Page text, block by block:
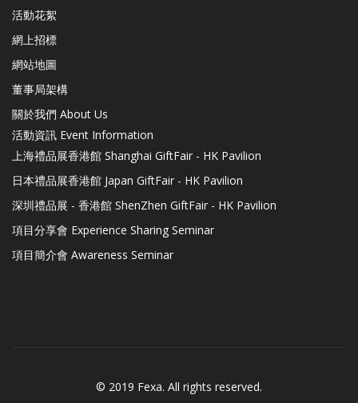
活動花絮
網上招標
網站地圖
董事局架構
關於我們 About Us
活動資訊 Event Information
上海禮品展香港館 Shanghai GiftFair - HK Pavilion
日本禮品展香港館 Japan GiftFair - HK Pavilion
深圳禮品展 - 香港館 ShenZhen GiftFair - HK Pavilion
項目分享會 Experience Sharing Seminar
項目簡介會 Awareness Seminar
© 2019 Fexa. All rights reserved.